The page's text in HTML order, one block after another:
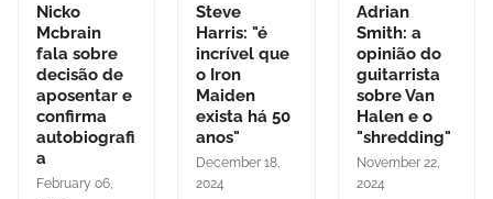
Nicko
Mcbrain
fala sobre
decisão de
aposentar e
confirma
autobiografi
a
February 06,
Steve
Harris: "é
incrível que
o Iron
Maiden
exista há 50
anos"
December 18,
2024
Adrian
Smith: a
opinião do
guitarrista
sobre Van
Halen e o
"shredding"
November 22,
2024